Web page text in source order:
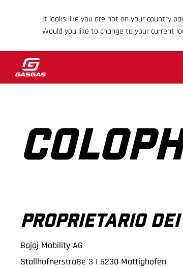
It looks like you are not on your country
Would you like to change to your current
PROPRIETARIO
Bajaj Mobility AG
Stallhofnerstraße 3 | 5230 Mattighofen